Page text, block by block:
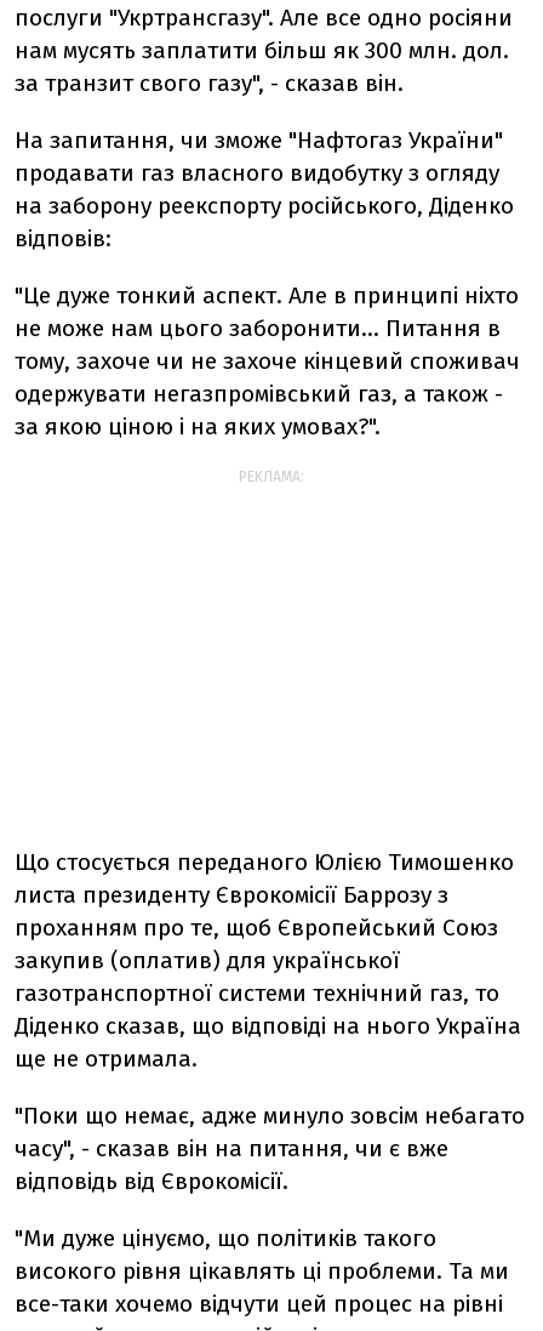
послуги "Укртрансгазу". Але все одно росіяни
нам мусять заплатити більш як 300 млн. дол.
за транзит свого газу", - сказав він.
На запитання, чи зможе "Нафтогаз України"
продавати газ власного видобутку з огляду
на заборону реекспорту російського, Діденко
відповів:
"Це дуже тонкий аспект. Але в принципі ніхто
не може нам цього заборонити... Питання в
тому, захоче чи не захоче кінцевий споживач
одержувати негазпромівський газ, а також -
за якою ціною і на яких умовах?".
РЕКЛАМА:
Що стосується переданого Юлією Тимошенко
листа президенту Єврокомісії Баррозу з
проханням про те, щоб Європейський Союз
закупив (оплатив) для української
газотранспортної системи технічний газ, то
Діденко сказав, що відповіді на нього Україна
ще не отримала.
"Поки що немає, адже минуло зовсім небагато
часу", - сказав він на питання, чи є вже
відповідь від Єврокомісії.
"Ми дуже цінуємо, що політиків такого
високого рівня цікавлять ці проблеми. Та ми
все-таки хочемо відчути цей процес на рівні